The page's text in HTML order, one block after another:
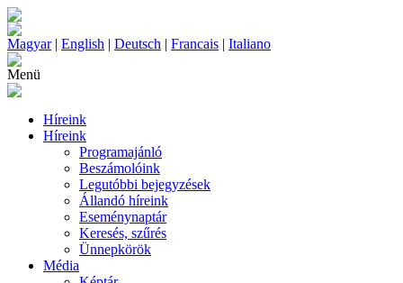
Magyar| English | Deutsch | Francais | Italiano
Menü
Híreink
Híreink
Programajánló
Beszámolóink
Legutóbbi bejegyzések
Állandó híreink
Eseménynaptár
Keresés, szűrés
Ünnepkörök
Média